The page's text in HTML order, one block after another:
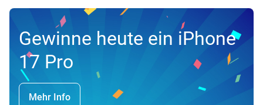
Gewinne heute ein iPhone
17 Pro
Mehr Info